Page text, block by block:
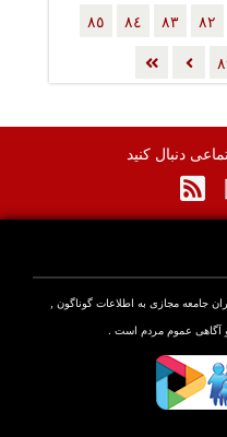
٨٢ ٨٣ ٨٤ ٨٥
دنبال کنید
جامعه مجازی به اطلاعات گوناگون ,
آگاهی عموم مردم است .